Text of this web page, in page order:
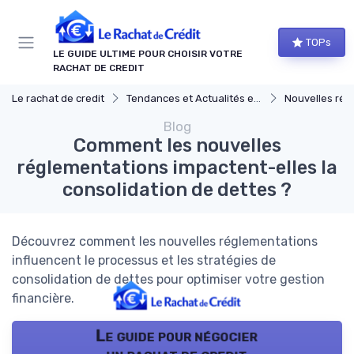
LE GUIDE ULTIME POUR CHOISIR VOTRE
RACHAT DE CREDIT
TOPs
Le rachat de credit Tendances et Actualités en rachat de credit Nouvelles
Blog
Comment les nouvelles
réglementations impactent-elles la
consolidation de dettes ?
Découvrez comment les nouvelles réglementations
influencent le processus et les stratégies de
consolidation de dettes pour optimiser votre gestion
financière.
Le guide pour négocier
Panneau de gestion des cookies